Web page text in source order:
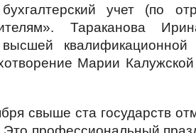
учет (по
Тараканова
высшей квалификационной
Марии
свыше ста государств